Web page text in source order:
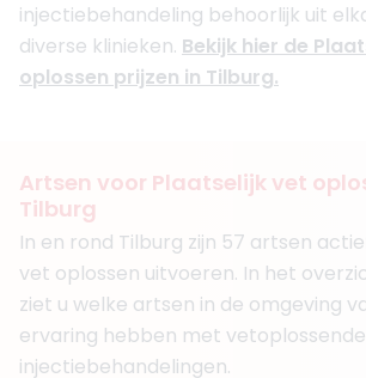
Bekijk
FunctiePhysician Assistant
Aantal jaar ervaring
Klinieken
Faceland Tilburg
Faceland Eindhoven
Faceland Arnhem
injectiebehandeling behoorlijk uit
diverse klinieken. Bekijk hier de
oplossen prijzen in Tilburg.
Artsen voor Plaatselijk vet
Tilburg
In en rond Tilburg zijn 57 artsen
vet oplossen uitvoeren. In het
ziet u welke artsen in de omgeving
ervaring hebben met vetoplossende
injectiebehandelingen.